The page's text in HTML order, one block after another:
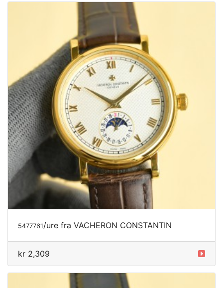
5477761/ure fra VACHERON CONSTANTIN
kr 2,309